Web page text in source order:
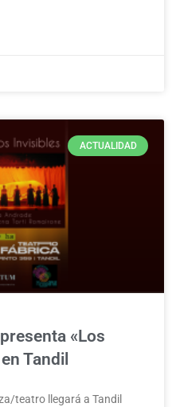
ACTUALIDAD
«Los
Tandil
teatro llegará a Tandil